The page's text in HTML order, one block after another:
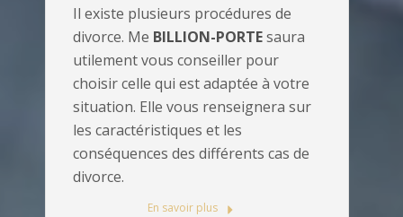
Il existe plusieurs procédures de
divorce. Me BILLION-PORTEsaura
utilement vous conseiller pour
choisir celle qui est adaptée à votre
situation. Elle vous renseignera sur
les caractéristiques et les
conséquences des différents cas de
divorce.
En savoir plus